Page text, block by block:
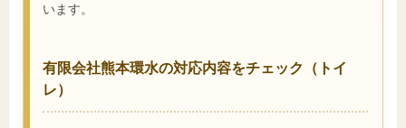
います。
有限会社熊本環水の対応内容をチェック（トイ
レ）